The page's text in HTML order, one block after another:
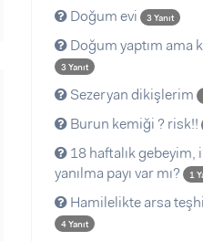
Doğum evi 3 Yanıt
Doğum yaptım ama
3 Yanıt
Sezeryan dikişlerim
Burun kemiği ? risk!!
18 haftalık
yanılma payı var mı?
1
Hamilelikte arsa
4 Yanıt